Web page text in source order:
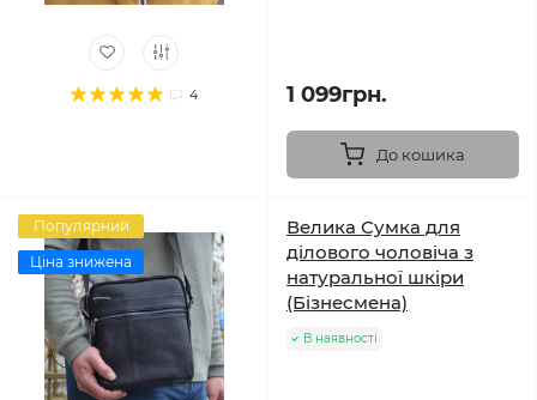
4 1 099грн.
До кошика
Популярний
Ціна знижена
Велика Сумка для
ділового чоловіча з
натуральної шкіри
(Бізнесмена)
В наявності